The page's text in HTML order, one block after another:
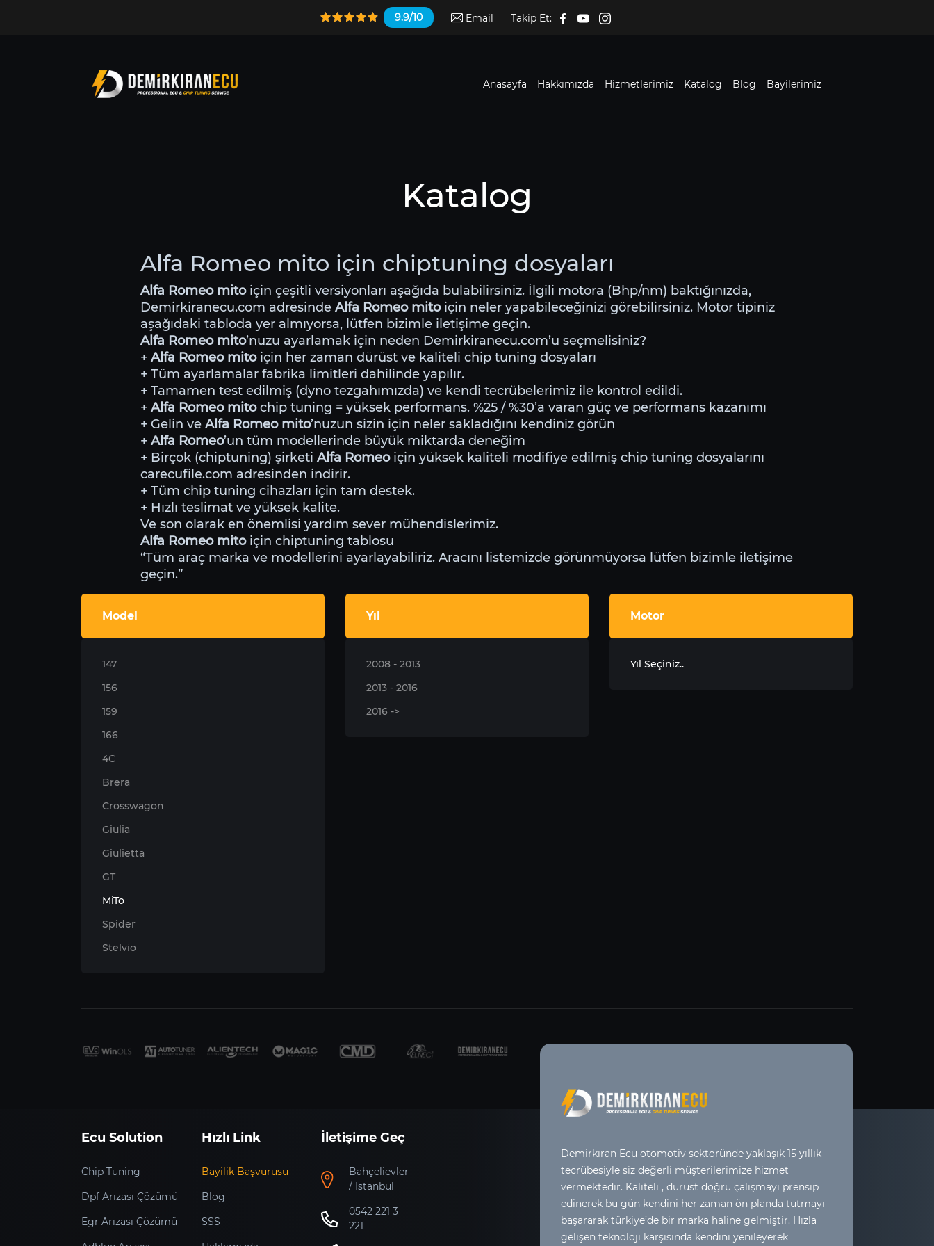
9.9/10 Email Takip Et:
Anasayfa Hakkımızda Hizmetlerimiz Katalog Blog Bayilerimiz
Katalog
Alfa Romeo mito için chiptuning dosyaları
Alfa Romeo mitoiçin çeşitli versiyonları aşağıda bulabilirsiniz. İlgili motora (Bhp/nm) baktığınızda,
Demirkiranecu.com adresinde Alfa Romeo mitoiçin neler yapabileceğinizi görebilirsiniz. Motor tipiniz
aşağıdaki tabloda yer almıyorsa, lütfen bizimle iletişime geçin.
Alfa Romeo mito’nuzu ayarlamak için neden Demirkiranecu.com’u seçmelisiniz?
+ Alfa Romeo mitoiçin her zaman dürüst ve kaliteli chip tuning dosyaları
+ Tüm ayarlamalar fabrika limitleri dahilinde yapılır.
+ Tamamen test edilmiş (dyno tezgahımızda) ve kendi tecrübelerimiz ile kontrol edildi.
+ Alfa Romeo mitochip tuning = yüksek performans. %25 / %30’a varan güç ve performans kazanımı
+ Gelin ve Alfa Romeo mito’nuzun sizin için neler sakladığını kendiniz görün
+ Alfa Romeo’un tüm modellerinde büyük miktarda deneğim
+ Birçok (chiptuning) şirketi Alfa Romeoiçin yüksek kaliteli modifiye edilmiş chip tuning dosyalarını
carecufile.com adresinden indirir.
+ Tüm chip tuning cihazları için tam destek.
+ Hızlı teslimat ve yüksek kalite.
Ve son olarak en önemlisi yardım sever mühendislerimiz.
Alfa Romeo mitoiçin chiptuning tablosu
“Tüm araç marka ve modellerini ayarlayabiliriz. Aracını listemizde görünmüyorsa lütfen bizimle iletişime
geçin.”
Model
147
156
159
166
4C
Brera
Crosswagon
Giulia
Giulietta
GT
MiTo
Spider
Stelvio
Yıl
2008 - 2013
2013 - 2016
2016 ->
Motor
Yıl Seçiniz..
Ecu Solution
Chip Tuning
Dpf Arızası Çözümü
Egr Arızası Çözümü
Hızlı Link
Bayilik Başvurusu
Blog
SSS
İletişime Geç
Bahçelievler
/ İstanbul
0542 221 3
221
Demirkıran Ecu otomotiv sektoründe yaklaşık 15 yıllık
tecrübesiyle siz değerli müşterilerimize hizmet
vermektedir. Kaliteli , dürüst doğru çalışmayı prensip
edinerek bu gün kendini her zaman ön planda tutmayı
başararak türkiye’de bir marka haline gelmiştir. Hızla
gelişen teknoloji karşısında kendini yenileyerek